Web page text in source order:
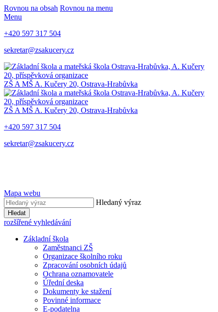
Rovnou na obsah Rovnou na menu
Menu
+420 597 317 504
sekretar@zsakucery.cz
ZŠ A MŠ A. Kučery 20, Ostrava-Hrabůvka
ZŠ A MŠ A. Kučery 20, Ostrava-Hrabůvka
+420 597 317 504
sekretar@zsakucery.cz
Mapa webu
Hledaný výraz
Hledat
rozšířené vyhledávání
Základní škola
Zaměstnanci ZŠ
Organizace školního roku
Zpracování osobních údajů
Ochrana oznamovatele
Úřední deska
Dokumenty ke stažení
Povinné informace
E-podatelna